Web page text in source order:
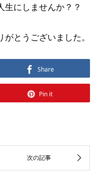
生にしませんか？？
とうございました。
Share
Pin it